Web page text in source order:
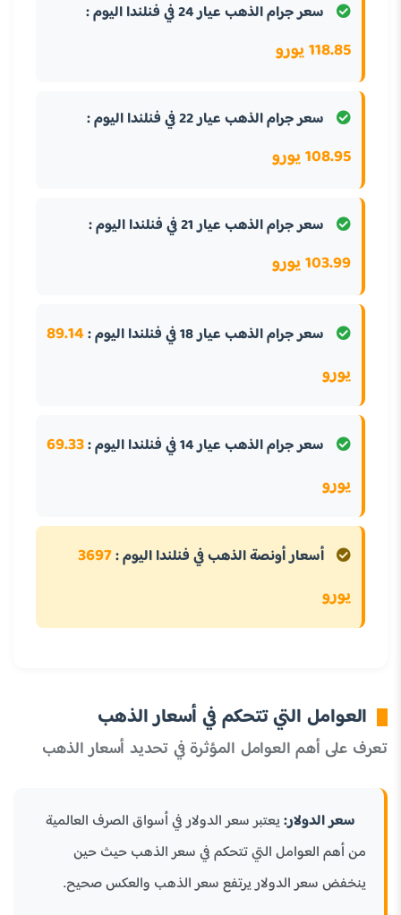
سعر جرام الذهب عيار 24 في فنلندا اليوم :
118.85 يورو
سعر جرام الذهب عيار 22 في فنلندا اليوم :
108.95 يورو
سعر جرام الذهب عيار 21 في فنلندا اليوم :
103.99 يورو
سعر جرام الذهب عيار 18 في فنلندا اليوم :
89.14
يورو
سعر جرام الذهب عيار 14 في فنلندا اليوم :
69.33
يورو
أسعار أونصة الذهب في فنلندا اليوم :3697
يورو
العوامل التي تتحكم في أسعار الذهب
تعرف على أهم العوامل المؤثرة في تحديد أسعار الذهب
سعر الدولار:يعتبر سعر الدولار في أسواق الصرف العالمية
من أهم العوامل التي تتحكم في سعر الذهب حيث حين
ينخفض سعر الدولار يرتفع سعر الذهب والعكس صحيح.